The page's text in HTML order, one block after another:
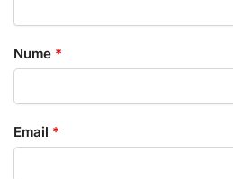
Nume *
Email *